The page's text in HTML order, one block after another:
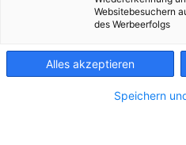
Websitebesuchern
des Werbeerfolgs
Alles akzeptieren
Speichern